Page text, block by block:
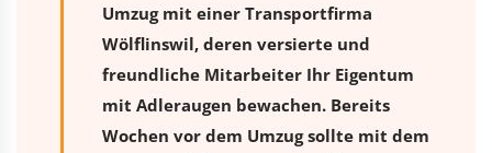
Umzugmit einer Transportfirma
Wölflinswil, deren versierte und
freundliche Mitarbeiter Ihr Eigentum
mit Adleraugen bewachen. Bereits
Wochen vor dem Umzug sollte mit dem